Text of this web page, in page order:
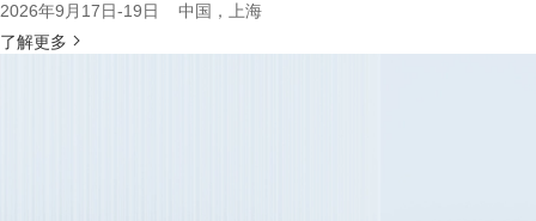
2026年9月17日-19日 中国，上海
了解更多